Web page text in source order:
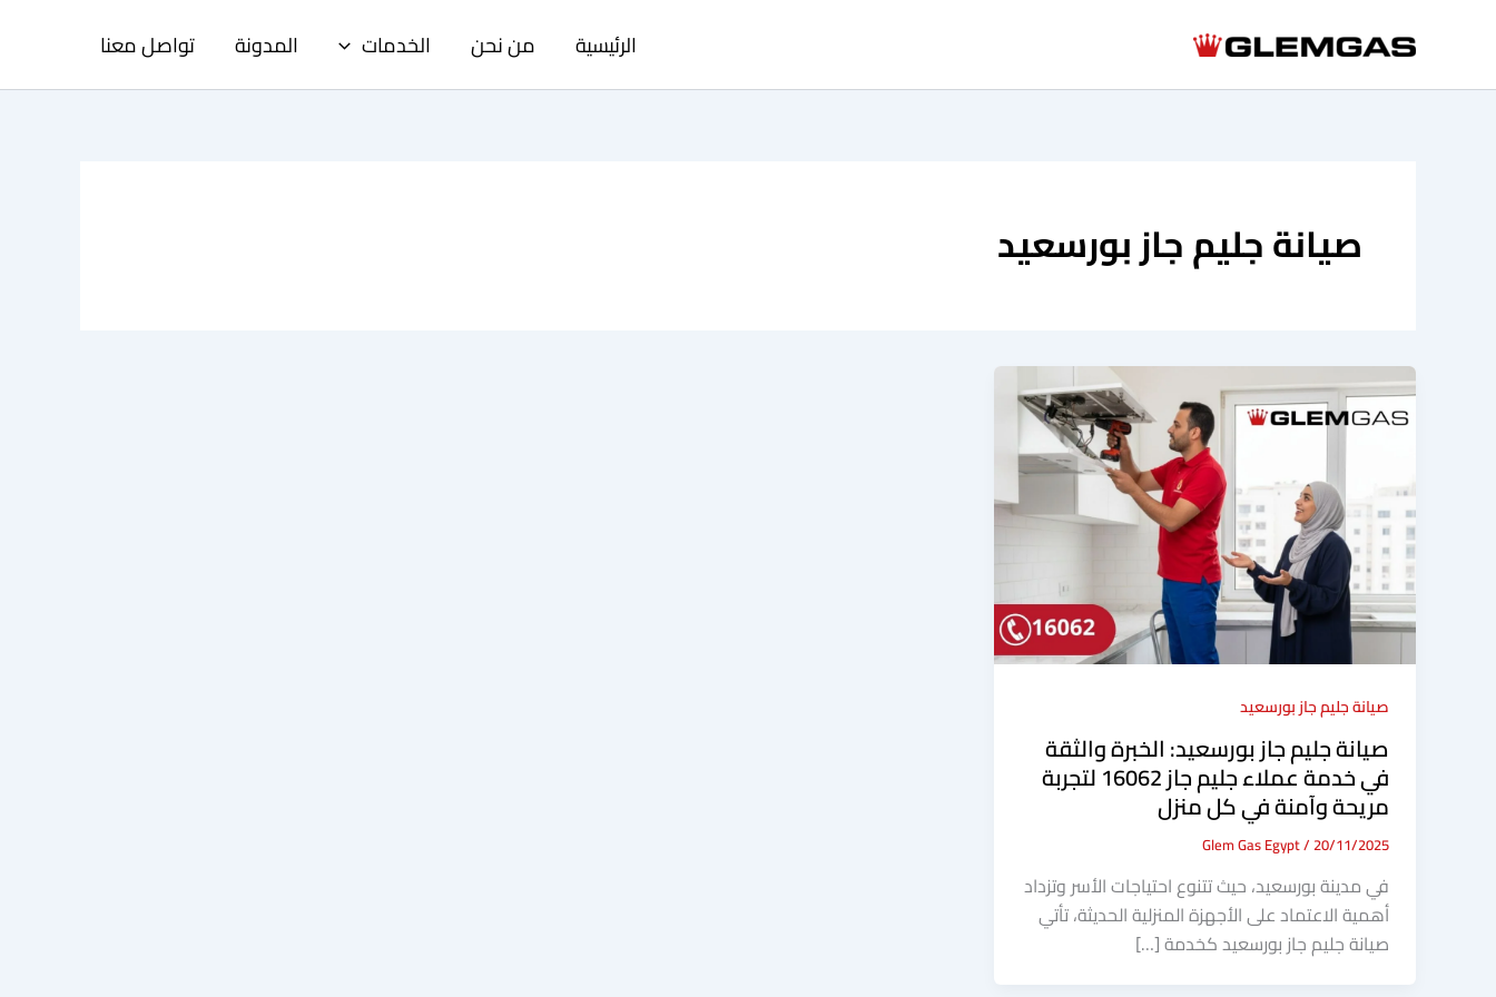
الرئيسية من نحن الخدمات المدونة تواصل معنا
صيانة جليم جاز بورسعيد
صيانة جليم جاز بورسعيد
صيانة جليم جاز بورسعيد: الخبرة والثقة
في خدمة عملاء جليم جاز 16062 لتجربة
مريحة وآمنة في كل منزل
Glem Gas Egypt/20/11/2025
في مدينة بورسعيد، حيث تتنوع احتياجات الأسر وتزداد
أهمية الاعتماد على الأجهزة المنزلية الحديثة، تأتي
صيانة جليم جاز بورسعيد كخدمة […]